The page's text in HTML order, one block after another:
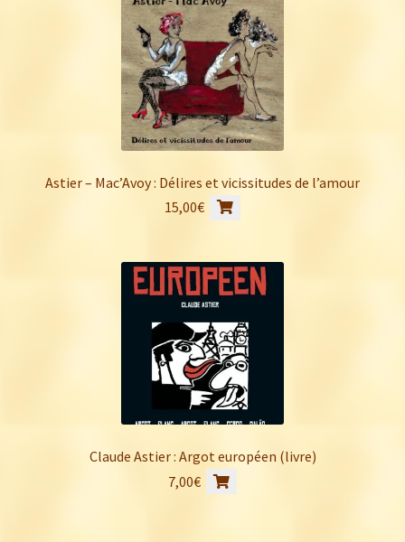
Astier – Mac’Avoy : Délires et vicissitudes de l’amour
15,00€
Claude Astier : Argot européen (livre)
7,00€